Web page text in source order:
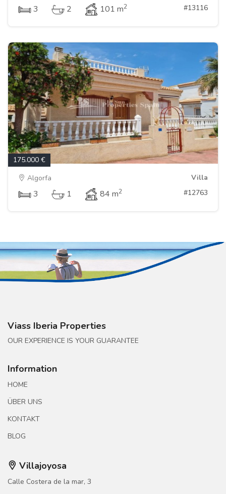
3 2 101 m2 #13116
175.000 €
Algorfa
Villa
3 1 84 m2 #12763
Viass Iberia Properties
OUR EXPERIENCE IS YOUR GUARANTEE
Information
HOME
ÜBER UNS
KONTAKT
BLOG
Villajoyosa
Calle Costera de la mar, 3